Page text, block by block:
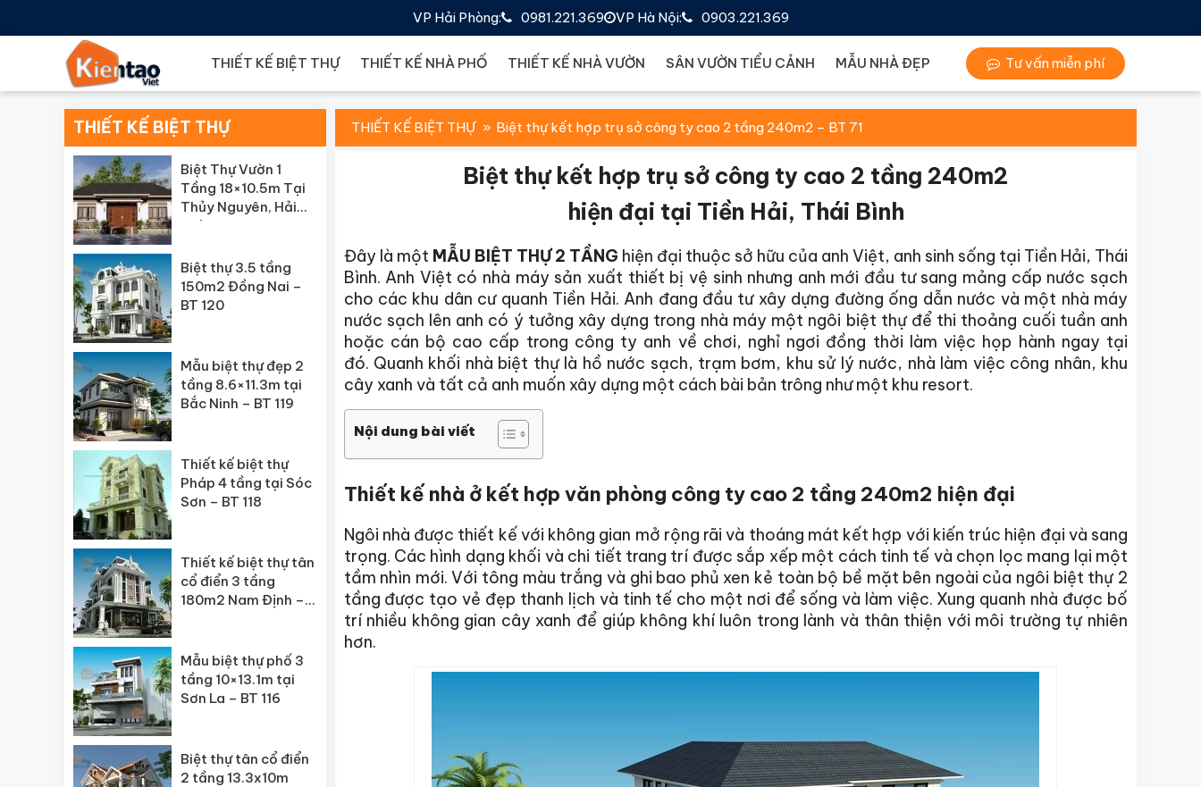
VP Hà Nội: 0903.221.369
VP Hải Phòng: 0981.221.369
THIẾT KẾ BIỆT THỰ THIẾT KẾ NHÀ PHỐ THIẾT KẾ NHÀ VƯỜN SÂN VƯỜN TIỂU CẢNH MẪU NHÀ ĐẸP Tư vấn miễn phí
THIẾT KẾ BIỆT THỰ Biệt thự kết hợp trụ sở công ty cao 2 tầng 240m2 – BT 71
Biệt thự kết hợp trụ sở công ty cao 2 tầng 240m2
hiện đại tại Tiền Hải, Thái Bình
Đây là một MẪU BIỆT THỰ 2 TẦNG hiện đại thuộc sở hữu của anh Việt, anh sinh sống tại Tiền Hải, Thái
Bình. Anh Việt có nhà máy sản xuất thiết bị vệ sinh nhưng anh mới đầu tư sang mảng cấp nước sạch
cho các khu dân cư quanh Tiền Hải. Anh đang đầu tư xây dựng đường ống dẫn nước và một nhà máy
nước sạch lên anh có ý tưởng xây dựng trong nhà máy một ngôi biệt thự để thi thoảng cuối tuần anh
hoặc cán bộ cao cấp trong công ty anh về chơi, nghỉ ngơi đồng thời làm việc họp hành ngay tại
đó. Quanh khối nhà biệt thự là hồ nước sạch, trạm bơm, khu sử lý nước, nhà làm việc công nhân, khu
cây xanh và tất cả anh muốn xây dựng một cách bài bản trông như một khu resort.
Nội dung bài viết
Thiết kế nhà ở kết hợp văn phòng công ty cao 2 tầng 240m2 hiện đại
Ngôi nhà được thiết kế với không gian mở rộng rãi và thoáng mát kết hợp với kiến trúc hiện đại và sang
trọng. Các hình dạng khối và chi tiết trang trí được sắp xếp một cách tinh tế và chọn lọc mang lại một
tầm nhìn mới. Với tông màu trắng và ghi bao phủ xen kẻ toàn bộ bề mặt bên ngoài của ngôi biệt thự 2
tầng được tạo vẻ đẹp thanh lịch và tinh tế cho một nơi để sống và làm việc. Xung quanh nhà được bố
trí nhiều không gian cây xanh để giúp không khí luôn trong lành và thân thiện với môi trường tự nhiên
hơn.
THIẾT KẾ BIỆT THỰ
Biệt Thự Vườn 1
Tầng 18×10.5m Tại
Thủy Nguyên, Hải
Phòng – BT121
Biệt thự 3.5 tầng
150m2 Đồng Nai –
BT 120
Mẫu biệt thự đẹp 2
tầng 8.6×11.3m tại
Bắc Ninh – BT 119
Thiết kế biệt thự
Pháp 4 tầng tại Sóc
Sơn – BT 118
Thiết kế biệt thự tân
cổ điển 3 tầng
180m2 Nam Định –
Mẫu biệt thự phố 3
tầng 10×13.1m tại
Sơn La – BT 116
Biệt thự tân cổ điển
2 tầng 13.3x10m